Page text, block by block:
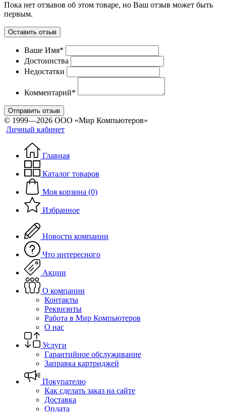
Пока нет отзывов об этом товаре, но Ваш отзыв может быть
первым.
Оставить отзыв
Ваше Имя*
Достоинства
Недостатки
Комментарий*
Отправить отзыв
© 1999—2026 ООО «Мир Компьютеров»
Личный кабинет
Главная
Каталог товаров
Моя корзина (0)
Избранное
Новости компании
Что интересного
Акции
О компании
Контакты
Реквизиты
Работа в Мир Компьютеров
О нас
Услуги
Гарантийное обслуживание
Заправка картриджей
Покупателю
Как сделать заказ на сайте
Доставка
Оплата